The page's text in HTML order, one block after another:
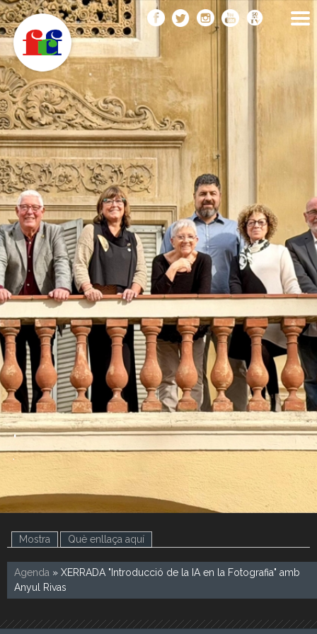
Vés
al
contingut
FEDERACIÓ CATALANA
DE FOTOGRAFIA
F
C
F
.
.
Mostra Què enllaça aquí
Agenda » XERRADA "Introducció de la IA en la Fotografia" amb
Anyul Rivas